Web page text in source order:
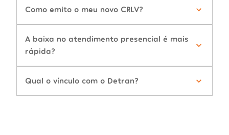
Como emito o meu novo CRLV?
A baixa no atendimento presencial é mais
rápida?
Qual o vínculo com o Detran?